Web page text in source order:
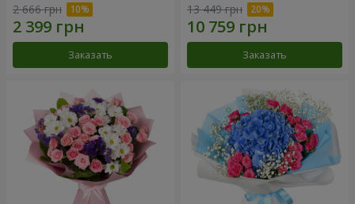
2 666 грн
Заказать
13 449 грн
Заказать